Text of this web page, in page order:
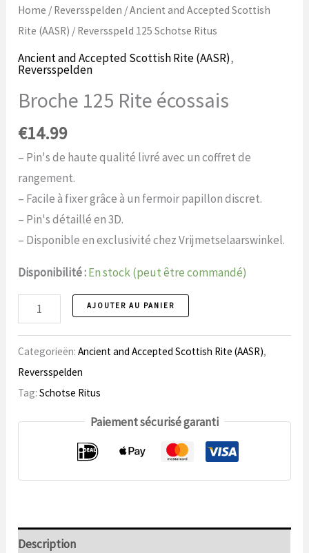
Home / Reversspelden /Ancient and Accepted Scottish
Rite (AASR) / Reversspeld 125 Schotse Ritus
Ancient and Accepted Scottish Rite (AASR),
Reversspelden
Broche 125 Rite écossais
€14.99
– Pin's de haute qualité livré avec un coffret de
rangement.
– Facile à fixer grâce à un fermoir papillon discret.
– Pin's détaillé en 3D.
– Disponible en exclusivité chez Vrijmetselaarswinkel.
Disponibilité :En stock (peut être commandé)
Broche
125
Rite
écossais
nombre
AJOUTER AU PANIER
Categorieën:Ancient and Accepted Scottish Rite (AASR),
Reversspelden
Tag:Schotse Ritus
Paiement sécurisé garanti
Description